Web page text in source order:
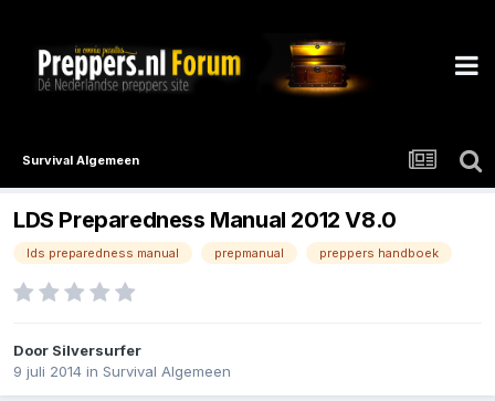
Survival Algemeen
LDS Preparedness Manual 2012 V8.0
lds preparedness manual prepmanual preppers handboek
Door Silversurfer
9 juli 2014 in Survival Algemeen